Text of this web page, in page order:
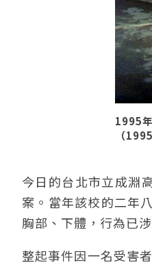
1995
（
今日的台北市立成淵
案。當年該校的二年
胸部、下體，行為已
整起事件因一名受害